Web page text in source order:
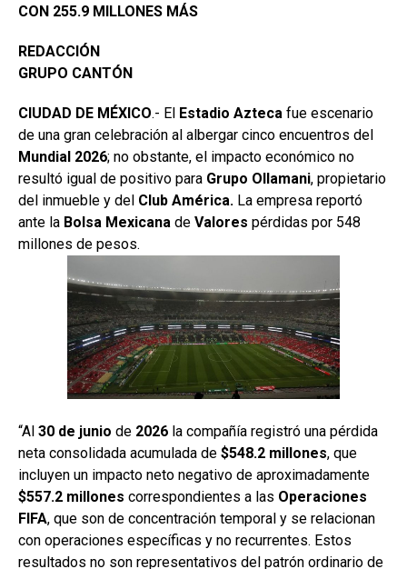
CON 255.9 MILLONES MÁS
REDACCIÓN
GRUPO CANTÓN
CIUDAD DE MÉXICO.- El Estadio Azteca fue escenario
de una gran celebración al albergar cinco encuentros del
Mundial 2026; no obstante, el impacto económico no
resultó igual de positivo para Grupo Ollamani, propietario
del inmueble y del Club América. La empresa reportó
ante la Bolsa Mexicana de Valores pérdidas por 548
millones de pesos.
“Al 30 de junio de 2026 la compañía registró una pérdida
neta consolidada acumulada de $548.2 millones, que
incluyen un impacto neto negativo de aproximadamente
$557.2 millones correspondientes a las Operaciones
FIFA, que son de concentración temporal y se relacionan
con operaciones específicas y no recurrentes. Estos
resultados no son representativos del patrón ordinario de